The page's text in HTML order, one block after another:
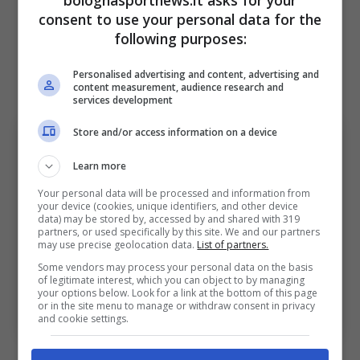
restano in bilico.
attacco in abbondanza
Centrocampo da reinventare, attacco in abbondanza
(Ansa Foto) – BolognaSportnews
consent to use your personal data for the
following purposes:
Personalised advertising and content, advertising and
content measurement, audience research and
services development
Store and/or access information on a device
Learn more
Your personal data will be processed and information from
your device (cookies, unique identifiers, and other device
data) may be stored by, accessed by and shared with 319
partners, or used specifically by this site. We and our partners
may use precise geolocation data. List of partners.
Some vendors may process your personal data on the basis
of legitimate interest, which you can object to by managing
your options below. Look for a link at the bottom of this page
or in the site menu to manage or withdraw consent in privacy
and cookie settings.